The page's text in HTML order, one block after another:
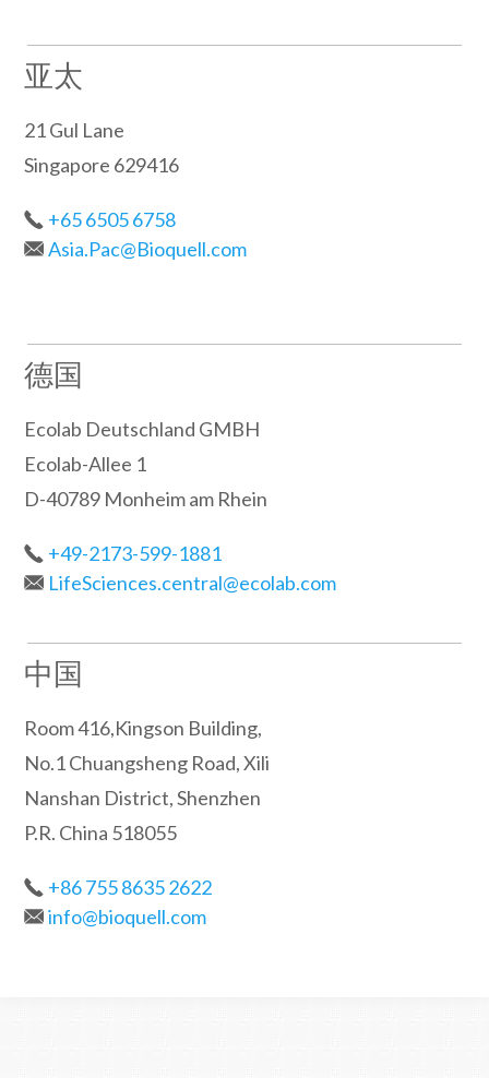
亚太
21 Gul Lane
Singapore 629416
+65 6505 6758
Asia.Pac@Bioquell.com
德国
Ecolab Deutschland GMBH
Ecolab-Allee 1
D-40789 Monheim am Rhein
+49-2173-599-1881
LifeSciences.central@ecolab.com
中国
Room 416,Kingson Building,
No.1 Chuangsheng Road, Xili
Nanshan District, Shenzhen
P.R. China 518055
+86 755 8635 2622
info@bioquell.com